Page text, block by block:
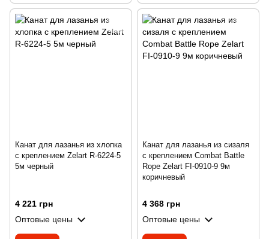
Канат для лазанья из хлопка
с креплением Zelart R-6224-5
5м черный
4 221 грн
Оптовые цены
Канат для лазанья из сизаля
с креплением Combat Battle
Rope Zelart FI-0910-9 9м
коричневый
4 368 грн
Оптовые цены